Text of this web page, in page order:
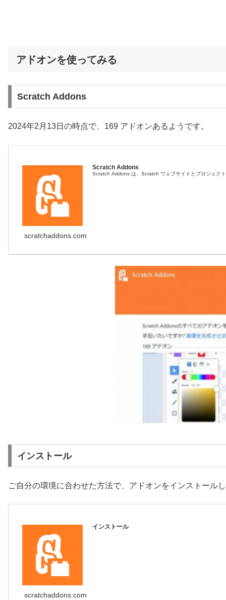
アドオンを使ってみる
Scratch Addons
2024年2月13日の時点で、169 アドオンあるようです。
Scratch Addons
Scratch Addons は、Scratch ウェブサイトとプロジェク
scratchaddons.com
インストール
ご自分の環境に合わせた方法で、アドオンをインストール
インストール
scratchaddons.com